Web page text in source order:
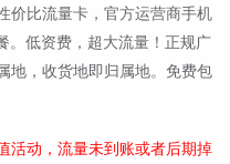
价比流量卡，官方运营商手机
。低资费，超大流量！正规广
地，收货地即归属地。免费包
活动，流量未到账或者后期掉